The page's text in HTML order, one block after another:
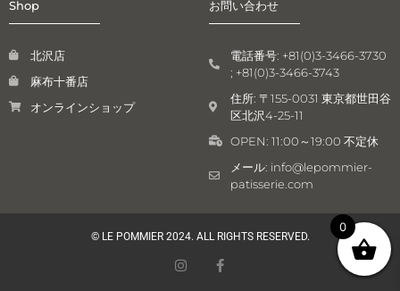
Shop
北沢店
麻布十番店
オンラインショップ
お問い合わせ
電話番号: +81(0)3-3466-3730
; +81(0)3-3466-3743
住所: 〒155-0031 東京都世田谷
区北沢4-25-11
OPEN: 11:00～19:00 不定休
メール: info@lepommier-
patisserie.com
© LE POMMIER 2024. ALL RIGHTS RESERVED.
0